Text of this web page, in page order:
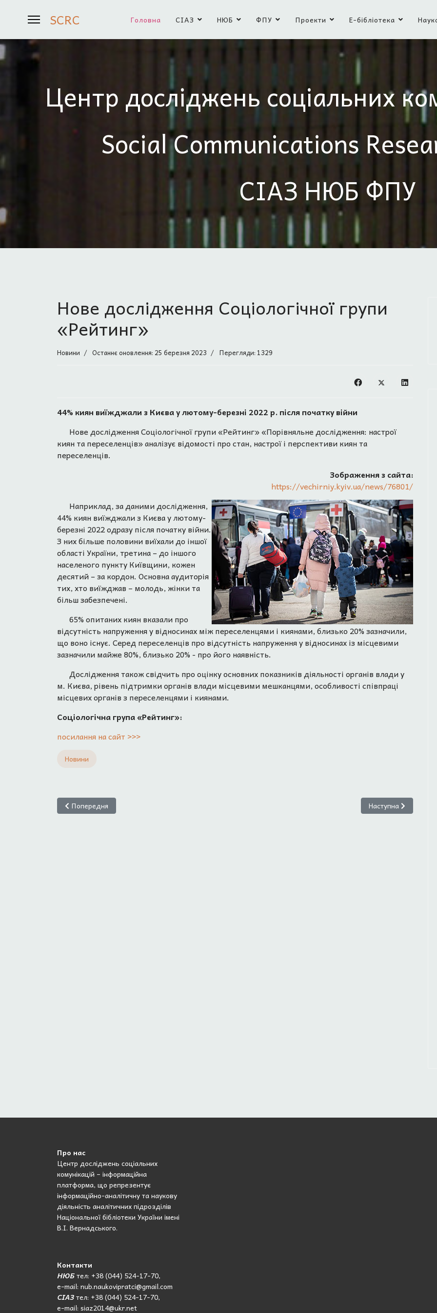
SCRC Головна СІАЗ НЮБ ФПУ Проекти Е-бібліотека
Центр досліджень соціальних
Social Communications
СІАЗ НЮБ ФПУ
Нове дослідження Соціологічної групи
«Рейтинг»
Новини Останнє оновлення: 25 березня 2023 Перегляди: 1329
44% киян виїжджали з Києва у лютому-березні 2022 р. після початку війни
Нове дослідження Соціологічної групи «Рейтинг» «Порівняльне дослідження: настрої
киян та переселенців» аналізує відомості про стан, настрої і перспективи киян та
переселенців.
Зображення з сайта:
https://vechirniy.kyiv.ua/news/76801/
Наприклад, за даними дослідження,
44% киян виїжджали з Києва у лютому-
березні 2022 одразу після початку війни.
З них більше половини виїхали до іншої
області України, третина – до іншого
населеного пункту Київщини, кожен
десятий – за кордон. Основна аудиторія
тих, хто виїжджав – молодь, жінки та
більш забезпечені.
65% опитаних киян вказали про
відсутність напруження у відносинах між переселенцями і киянами, близько 20% зазначили,
що воно існує. Серед переселенців про відсутність напруження у відносинах із місцевими
зазначили майже 80%, близько 20% - про його наявність.
Дослідження також свідчить про оцінку основних показників діяльності органів влади у
м. Києва, рівень підтримки органів влади місцевими мешканцями, особливості співпраці
місцевих органів з переселенцями і киянами.
Соціологічна група «Рейтинг»:
посилання на сайт >>>
Новини
Попередня стаття: Українським біженцям продовжили право на перебування в США ще на рік
Попередня Наступна стаття:
Наступна
Про нас
Центр досліджень соціальних
комунікацій – інформаційна
платформа, що репрезентує
інформаційно-аналітичну та наукову
діяльність аналітичних підрозділів
Національної бібліотеки України імені
В.І. Вернадського.
Контакти
НЮБтел: +38 (044) 524-17-70,
e-mail: nub.naukovipratci@gmail.com
СІАЗтел: +38 (044) 524-17-70,
e-mail: siaz2014@ukr.net